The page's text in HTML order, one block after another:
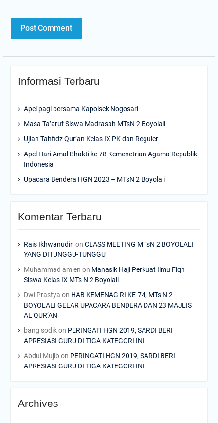
Informasi Terbaru
Apel pagi bersama Kapolsek Nogosari
Masa Ta’aruf Siswa Madrasah MTsN 2 Boyolali
Ujian Tahfidz Qur’an Kelas IX PK dan Reguler
Apel Hari Amal Bhakti ke 78 Kemenetrian Agama Republik
Indonesia
Upacara Bendera HGN 2023 – MTsN 2 Boyolali
Komentar Terbaru
Rais Ikhwanudin on CLASS MEETING MTsN 2 BOYOLALI
YANG DITUNGGU-TUNGGU
Muhammad amien on Manasik Haji Perkuat Ilmu Fiqh
Siswa Kelas IX MTs N 2 Boyolali
Dwi Prastya on HAB KEMENAG RI KE-74, MTs N 2
BOYOLALI GELAR UPACARA BENDERA DAN 23 MAJLIS
AL QUR’AN
bang sodikon PERINGATI HGN 2019, SARDI BERI
APRESIASI GURU DI TIGA KATEGORI INI
Abdul Mujib on PERINGATI HGN 2019, SARDI BERI
APRESIASI GURU DI TIGA KATEGORI INI
Archives